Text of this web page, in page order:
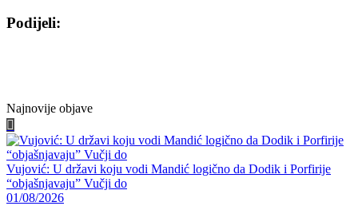
Podijeli:
Najnovije objave
Vujović: U državi koju vodi Mandić logično da Dodik i Porfirije
“objašnjavaju” Vučji do
01/08/2026